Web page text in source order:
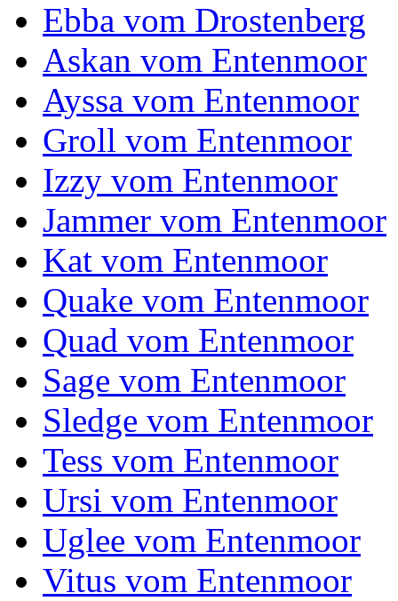
Ebba vom Drostenberg
Askan vom Entenmoor
Ayssa vom Entenmoor
Groll vom Entenmoor
Izzy vom Entenmoor
Jammer vom Entenmoor
Kat vom Entenmoor
Quake vom Entenmoor
Quad vom Entenmoor
Sage vom Entenmoor
Sledge vom Entenmoor
Tess vom Entenmoor
Ursi vom Entenmoor
Uglee vom Entenmoor
Vitus vom Entenmoor